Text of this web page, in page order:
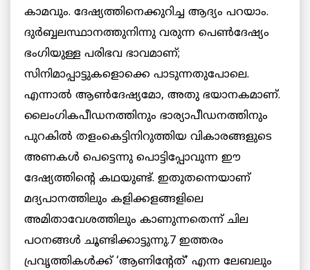
കാമവും. ദേഷ്യത്തിനെക്കുറിച്ച ആദ്യം പറയാം.
ദുര്‍ബ്ബലസ്ഥാനത്തുനിന്നു വരുന്ന പെണ്‍ദേഷ്യം
ഭംഗിയുള്ള പരിഭവ ഭാവമാണ്;
സിനിമാപ്പാട്ടുകളൊക്കെ പാടുന്നതുപോലെ.
എന്നാല്‍ ആണ്‍ദേഷ്യമോ, അതു ഭയാനകമാണ്.
ലൈംഗികപീഡനത്തിനും ഭാര്യാപീഡനത്തിനും
പുറകില്‍ തളംകെട്ടിനിറുത്തിയ വികാരങ്ങളുടെ
അണകള്‍ പെട്ടെന്നു പൊട്ടിപ്പോവുന്ന ഈ
ദേഷ്യത്തിന്റെ കഥയുണ്ട്. ഇതുതന്നെയാണ്
മദ്യപാനത്തിലും കളിക്കളങ്ങളിലെ
അമിതാവേശത്തിലും കാണുന്നതെന്ന് ചില
പഠനങ്ങള്‍ ചൂണ്ടിക്കാട്ടുന്നു.7 ഇത്തരം
പ്രവൃത്തികള്‍ക്ക് ‘ആണിന്റേത്’ എന്ന ലേബലും